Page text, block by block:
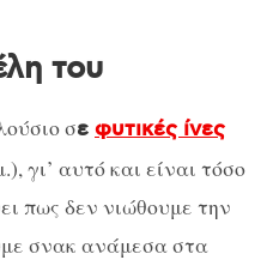
του
σε φυτικές ίνες
γι’ αυτό και είναι τόσο
πως δεν νιώθουμε την
σνακ ανάμεσα στα